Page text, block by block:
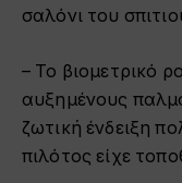
σαλόνι του
– Το βιομετρικό
αυξημένους
ζωτική ένδειξη
πιλότος είχε